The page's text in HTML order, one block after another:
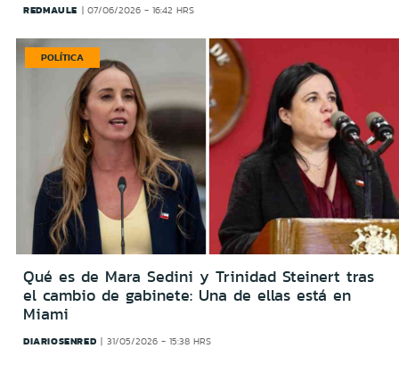
REDMAULE 07/06/2026 - 16:42 HRS
POLÍTICA
Qué es de Mara Sedini y Trinidad Steinert tras
el cambio de gabinete: Una de ellas está en
Miami
DIARIOSENRED 31/05/2026 - 15:38 HRS